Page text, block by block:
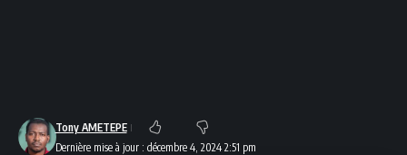
Dernière mise à jour : décembre 4, 2024 2:51 pm
Tony AMETEPE